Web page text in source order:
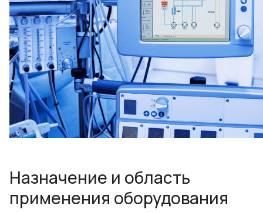
Назначение и область
применения оборудования